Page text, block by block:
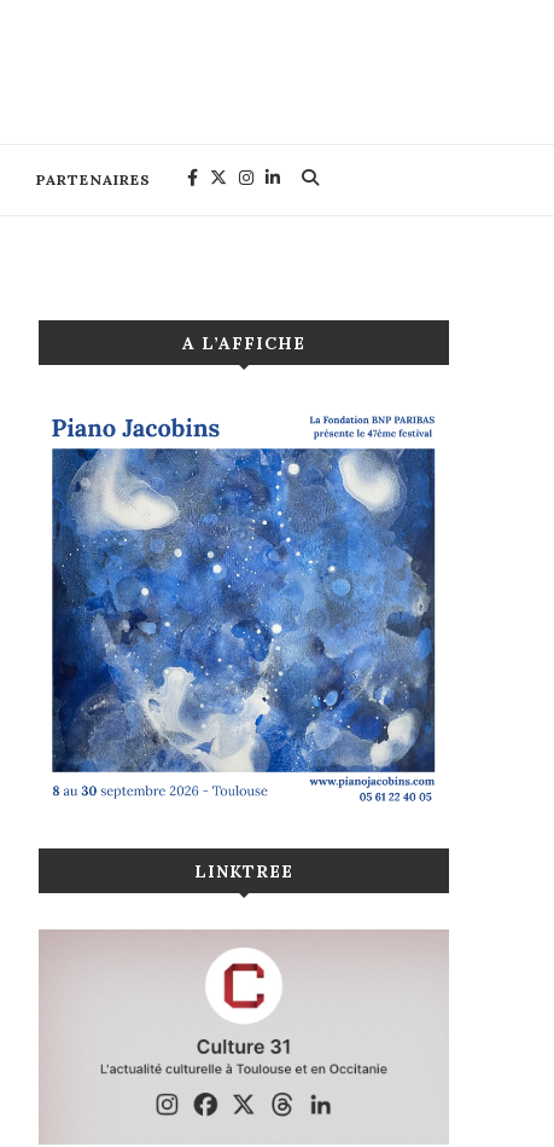
PARTENAIRES
A L’AFFICHE
LINKTREE